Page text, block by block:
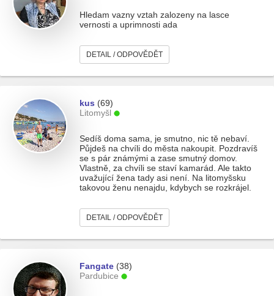
Hledam vazny vztah zalozeny na lasce
vernosti a uprimnosti ada
DETAIL / ODPOVĚDĚT
kus (69)
Litomyšl
Sedíš doma sama, je smutno, nic tě nebaví.
Půjdeš na chvíli do města nakoupit. Pozdravíš
se s pár známými a zase smutný domov.
Vlastně, za chvíli se staví kamarád. Ale takto
uvažující žena tady asi není. Na litomyšsku
takovou ženu nenajdu, kdybych se rozkrájel.
DETAIL / ODPOVĚDĚT
Fangate (38)
Pardubice